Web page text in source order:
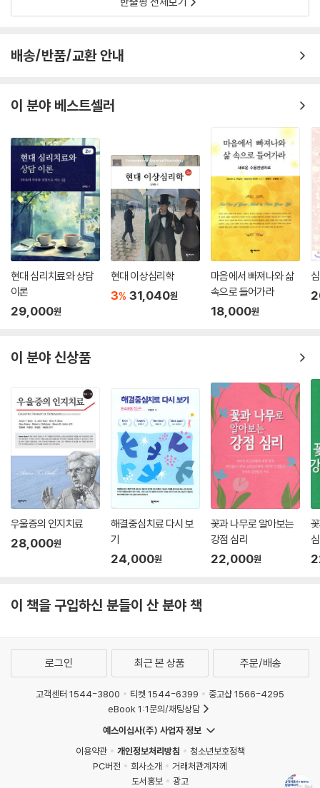
배송/반품/교환 안내
이 분야 베스트셀러
현대 심리치료와 상담
이론
29,000원
현대 이상심리학
3% 31,040원
마음에서 빠져나와 삶
속으로 들어가라
18,000원
이 분야 신상품
우울증의 인지치료
28,000원
해결중심치료 다시 보
기
24,000원
꽃과 나무로 알아보는
강점 심리
22,000원
이 책을 구입하신 분들이 산 분야 책
로그인 최근 본 상품 주문/배송
고객센터 1544-3800 티켓 1544-6399
중고샵 1566-4295
eBook 1:1문의/채팅상담
예스이십사(주) 사업자 정보
이용약관
개인정보처리방침
청소년보호정책
PC버전
회사소개
거래처관계자께
도서홍보
광고